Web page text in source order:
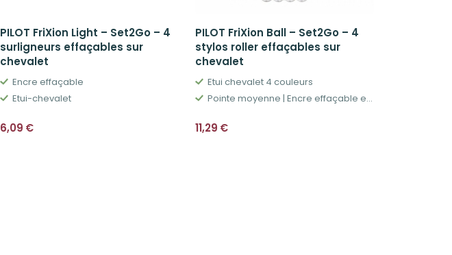
PILOT FriXion Light – Set2Go – 4
surligneurs effaçables sur
chevalet
Encre effaçable
Etui-chevalet
6,09 €
PILOT FriXion Ball – Set2Go – 4
stylos roller effaçables sur
chevalet
Etui chevalet 4 couleurs
Pointe moyenne | Encre effaçable et rechargeable
11,29 €